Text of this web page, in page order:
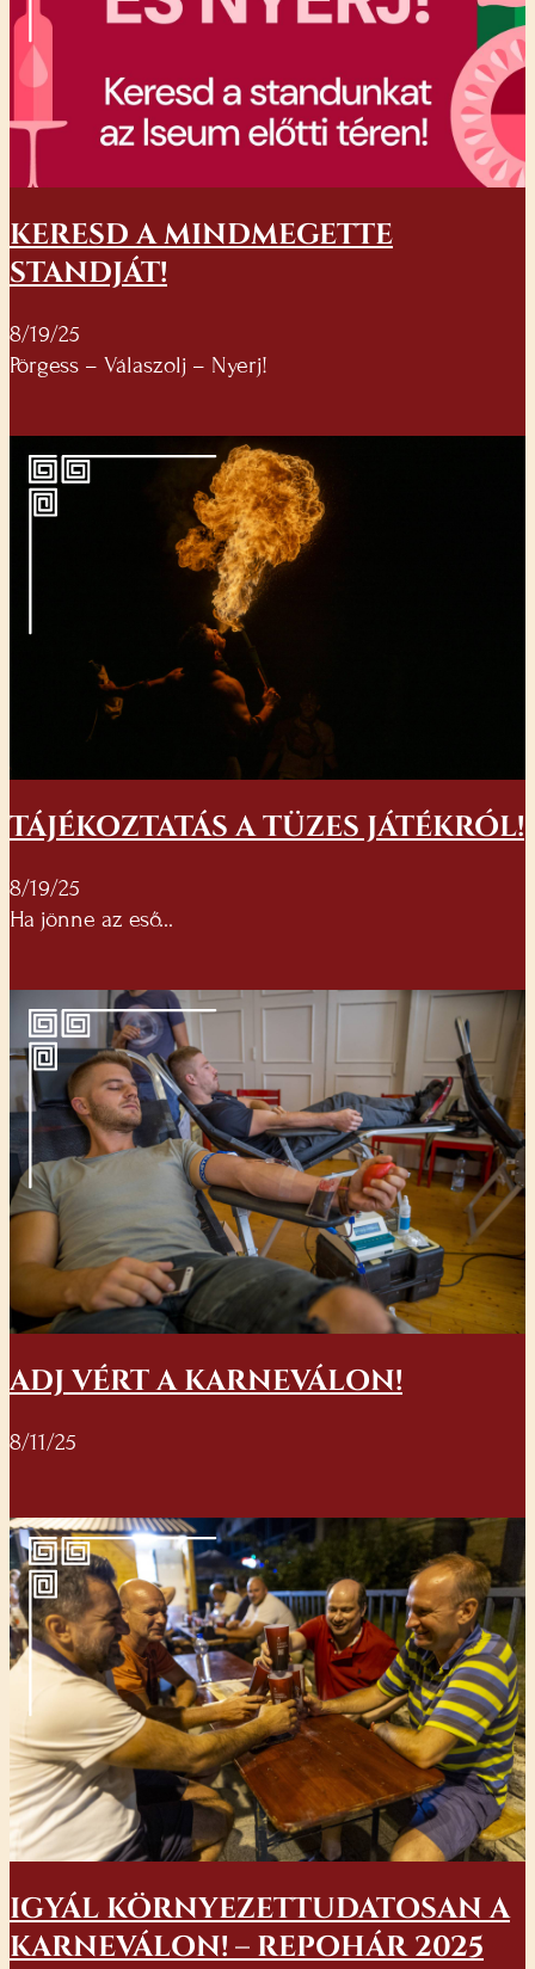
KERESD A MINDMEGETTE
STANDJÁT!
8/19/25
Pörgess – Válaszolj – Nyerj!
TÁJÉKOZTATÁS A TÜZES JÁTÉKRÓL!
8/19/25
Ha jönne az eső...
ADJ VÉRT A KARNEVÁLON!
8/11/25
IGYÁL KÖRNYEZETTUDATOSAN A
KARNEVÁLON! – REPOHÁR 2025